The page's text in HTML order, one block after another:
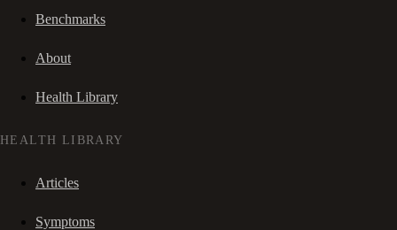
Benchmarks
About
Health Library
HEALTH LIBRARY
Articles
Symptoms